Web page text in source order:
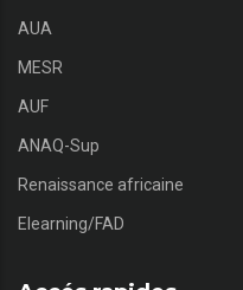
AUA
MESR
AUF
ANAQ-Sup
Renaissance africaine
Elearning/FAD